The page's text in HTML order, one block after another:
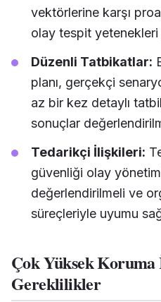
vektörlerine karşı
olay tespit
Düzenli Tatbikatlar:
planı, gerçekçi
az bir kez detaylı
sonuçlar
Tedarikçi İlişkileri:
güvenliği olay
değerlendirilmeli ve
süreçleriyle uyumu
Çok Yüksek
Gereklilikler